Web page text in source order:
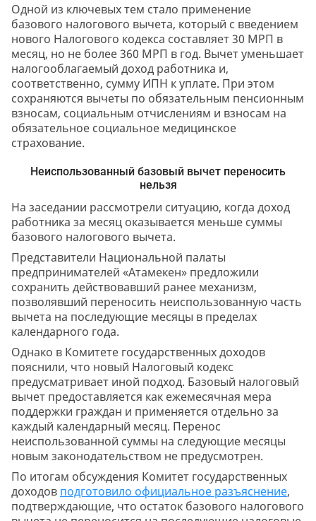
Одной из ключевых тем стало применение
базового налогового вычета, который с введением
нового Налогового кодекса составляет 30 МРП в
месяц, но не более 360 МРП в год. Вычет уменьшает
налогооблагаемый доход работника и,
соответственно, сумму ИПН к уплате. При этом
сохраняются вычеты по обязательным пенсионным
взносам, социальным отчислениям и взносам на
обязательное социальное медицинское
страхование.
Неиспользованный базовый вычет переносить
нельзя
На заседании рассмотрели ситуацию, когда доход
работника за месяц оказывается меньше суммы
базового налогового вычета.
Представители Национальной палаты
предпринимателей «Атамекен» предложили
сохранить действовавший ранее механизм,
позволявший переносить неиспользованную часть
вычета на последующие месяцы в пределах
календарного года.
Однако в Комитете государственных доходов
пояснили, что новый Налоговый кодекс
предусматривает иной подход. Базовый налоговый
вычет предоставляется как ежемесячная мера
поддержки граждан и применяется отдельно за
каждый календарный месяц. Перенос
неиспользованной суммы на следующие месяцы
новым законодательством не предусмотрен.
По итогам обсуждения Комитет государственных
доходов подготовило официальное разъяснение,
подтверждающие, что остаток базового налогового